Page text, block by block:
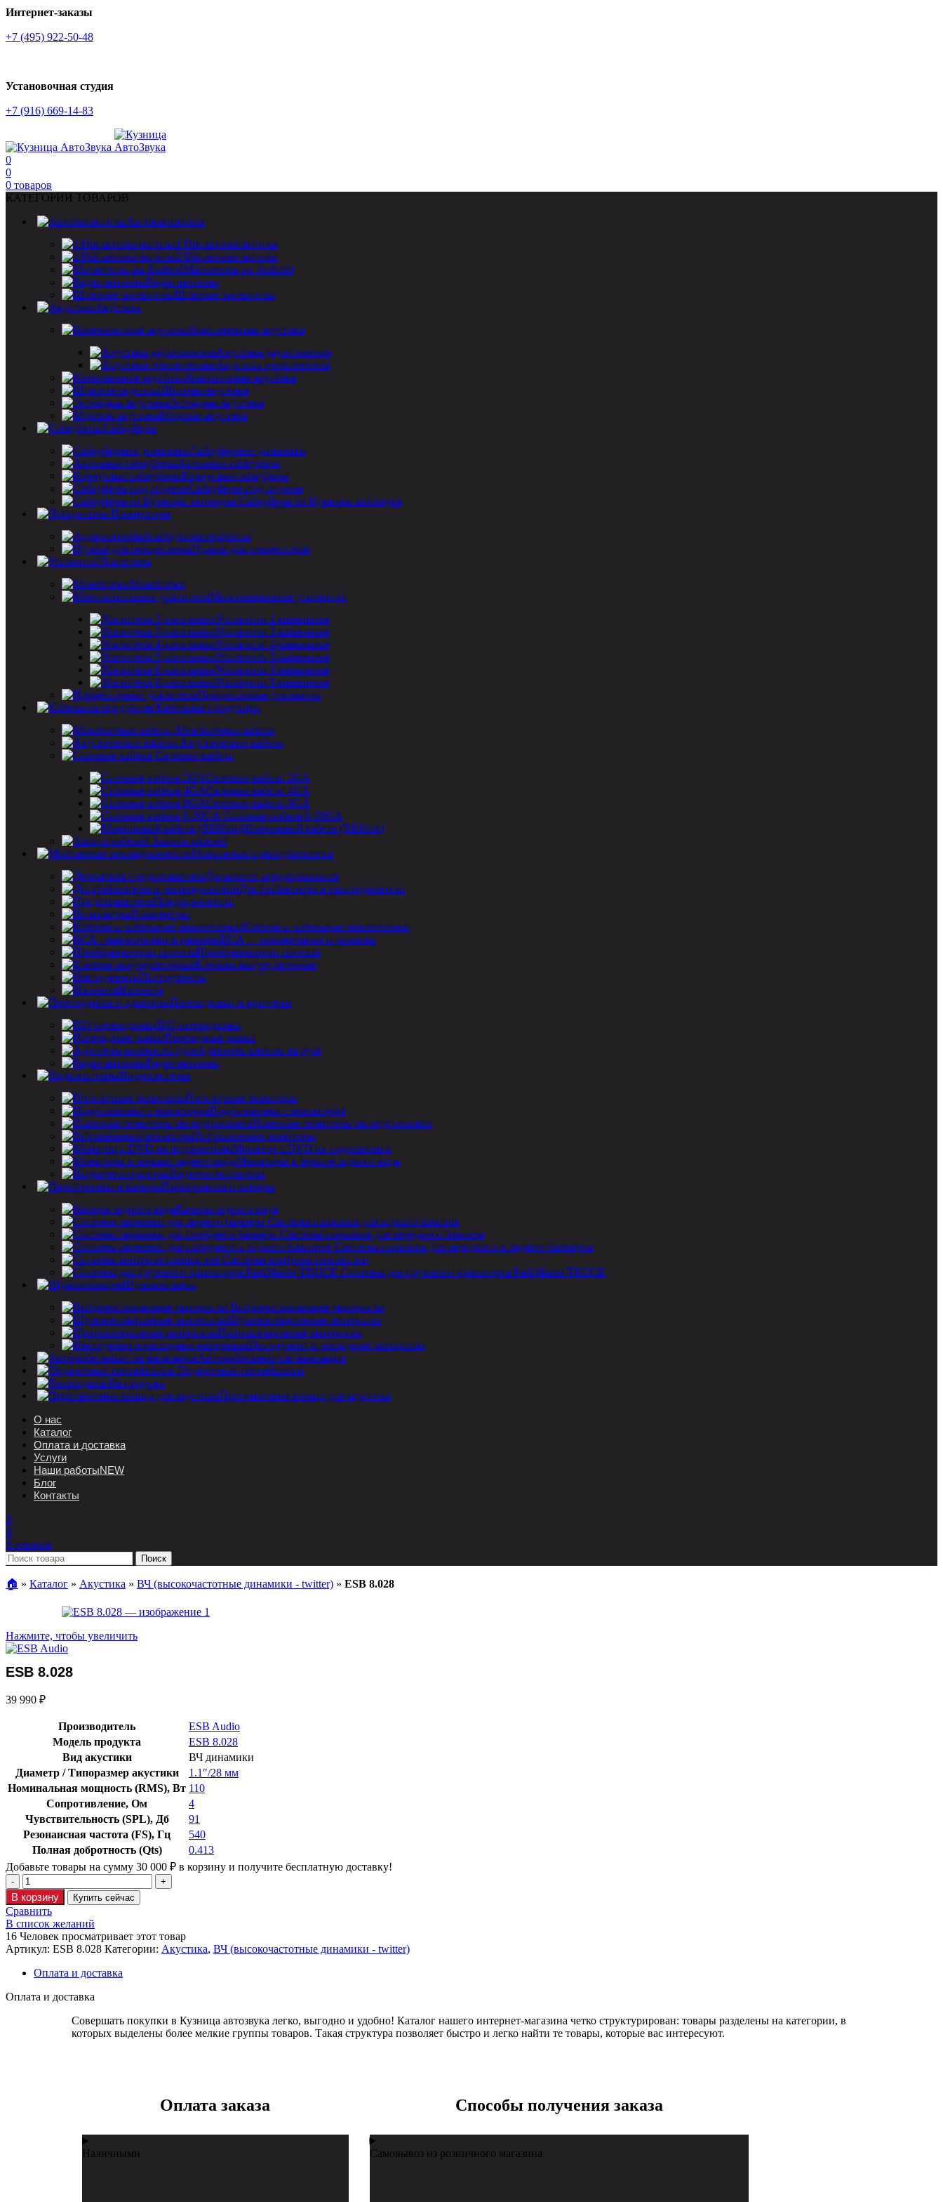
Интернет-заказы
+7 (495) 922-50-48
Установочная студия
+7 (916) 669-14-83
0
0
0 товаров
КАТЕГОРИИ ТОВАРОВ
Автомагнитолы
1 Din автомагнитолы
2 Din автомагнитолы
Магнитолы на Android
Радио антенны
Штатные магнитолы
Акустика
Компонентная акустика
Акустика двухполосная
Акустика трехполосная
Коаксиальная акустика
Штатная акустика
Эстрадная акустика
Морская акустика
Сабвуферы
Сабвуферные динамики
Активные сабвуферы
Корпусные сабвуферы
Сабвуферы под сиденье
Сабвуферы от Кузницы автозвука
Процессоры
Аудиоинтерфейсы
Пульты для процессоров
Усилители
Моноблоки
Многоканальные усилители
Усилители 2-канальные
Усилители 3-канальные
Усилители 4-канальные
Усилители 5-канальные
Усилители 6-канальные
Усилители 8-канальные
Процессорные усилители
Кабельная продукция
Межблочные кабели
Акустические кабели
Силовые кабели
Силовые кабели 2GA
Силовые кабели 4GA
Силовые кабели 8GA
Силовые кабели 0-00GA
Монтажный кабель (REMote)
Защита кабелей
Монтажные принадлежности
Держатели предохранителя
Дистрибьютеры и распределители
Предохранители
Вольтметры
Клеммы и кабельные наконечники
RCA — наконечники и разъемы
Преобразователи сигнала
Клеммы аккумуляторные
Инструменты
Изолента
Переходники и адаптеры
ISO-переходники
Переходные рамки
Адаптеры кнопок на руле
Радио антенны
Видеосистемы
Потолочные мониторы
Подголовники с монитором
Навесные мониторы на подголовник
Встраиваемые мониторы
Монитор с DVD на подлокотник
Мониторы в зеркале заднего вида
Видеорегистраторы
Парктроники и камеры
Камеры заднего вида
Системы парковки для заднего бампера
Системы парковки для переднего бампера
Системы парковки для переднего и заднего бамперов
Системы контроля слепых зон
Системы для грузового транспорта ParkMaster TRUCK
Шумоизоляция
Вибропоглощающие материалы
Шумоизоляционные материалы
Противоскрипные материалы
Инструмент и расходные материалы
Автомобильные сигнализации
Подарочные сертификаты
Распродажа
Проставочные кольца для акустики
О нас
Каталог
Оплата и доставка
Услуги
Наши работыNEW
Блог
Контакты
0
0
0 товаров
Поиск
🏠︎ » Каталог » Акустика » ВЧ (высокочастотные динамики - twitter) » ESB 8.028
Нажмите, чтобы увеличить
ESB 8.028
39 990 ₽
Производитель
ESB Audio
Модель продукта
ESB 8.028
Вид акустики
ВЧ динамики
Диаметр / Типоразмер акустики
1.1″/28 мм
Номинальная мощность (RMS), Вт 110
Сопротивление, Ом
4
Чувствительность (SPL), Дб
91
Резонансная частота (FS), Гц
540
Полная добротность (Qts)
0.413
Добавьте товары на сумму 30 000 ₽ в корзину и получите бесплатную доставку!
В корзину Купить сейчас
Сравнить
В список желаний
16 Человек просматривает этот товар
Артикул: ESB 8.028 Категории: Акустика, ВЧ (высокочастотные динамики - twitter)
Оплата и доставка
Оплата и доставка
Совершать покупки в Кузница автозвука легко, выгодно и удобно! Каталог нашего интернет-магазина четко структурирован: товары разделены на категории, в
которых выделены более мелкие группы товаров. Такая структура позволяет быстро и легко найти те товары, которые вас интересуют.
Оплата заказа
Наличными
Cпособы получения заказа
Самовывоз из розничного магазина